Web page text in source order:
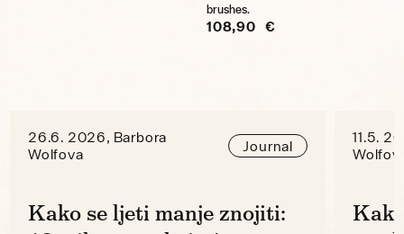
brushes.
108,90 €
26.6. 2026, Barbora
Wolfova
Journal
Kako se ljeti manje znojiti:
11.5.